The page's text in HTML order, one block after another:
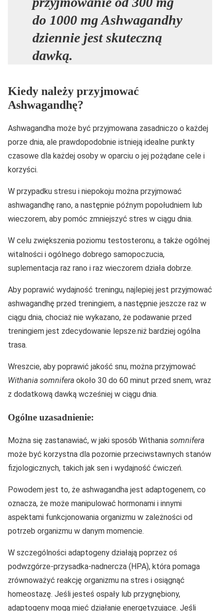
do 1000 mg Ashwagandhy
dziennie jest skuteczną
dawką.
Kiedy należy przyjmować
Ashwagandhę?
Ashwagandha może być przyjmowana zasadniczo o każdej
porze dnia, ale prawdopodobnie istnieją idealne punkty
czasowe dla każdej osoby w oparciu o jej pożądane cele i
korzyści.
W przypadku stresu i niepokoju można przyjmować
ashwagandhę rano, a następnie późnym popołudniem lub
wieczorem, aby pomóc zmniejszyć stres w ciągu dnia.
W celu zwiększenia poziomu testosteronu, a także ogólnej
witalności i ogólnego dobrego samopoczucia,
suplementacja raz rano i raz wieczorem działa dobrze.
Aby poprawić wydajność treningu, najlepiej jest przyjmować
ashwagandhę przed treningiem, a następnie jeszcze raz w
ciągu dnia, chociaż nie wykazano, że podawanie przed
treningiem jest zdecydowanie lepsze.niż bardziej ogólna
trasa.
Wreszcie, aby poprawić jakość snu, można przyjmować
Withania somnifera około 30 do 60 minut przed snem, wraz
z dodatkową dawką wcześniej w ciągu dnia.
Ogólne uzasadnienie:
Można się zastanawiać, w jaki sposób Withania somnifera
może być korzystna dla pozornie przeciwstawnych stanów
fizjologicznych, takich jak sen i wydajność ćwiczeń.
Powodem jest to, że ashwagandha jest adaptogenem, co
oznacza, że może manipulować hormonami i innymi
aspektami funkcjonowania organizmu w zależności od
potrzeb organizmu w danym momencie.
W szczególności adaptogeny działają poprzez oś
podwzgórze-przysadka-nadnercza (HPA), która pomaga
zrównoważyć reakcję organizmu na stres i osiągnąć
homeostazę. Jeśli jesteś ospały lub przygnębiony,
adaptogeny mogą mieć działanie energetyzujące. Jeśli